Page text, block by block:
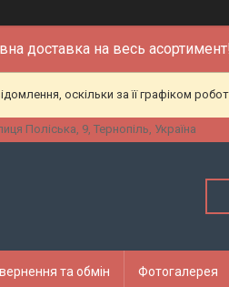
доставка на весь асортимент!
оскільки за її графіком
Поліська, 9, Тернопіль, Україна
та обмін Фотогалерея